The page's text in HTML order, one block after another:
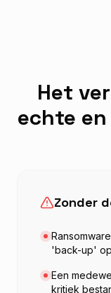
Het
echte
Zonder
'back-up'
Een
kritiek